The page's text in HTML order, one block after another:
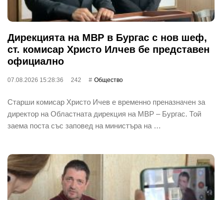
Дирекцията на МВР в Бургас с нов шеф,
ст. комисар Христо Илчев бе представен
официално
07.08.2026 15:28:36 242 Общество
Старши комисар Христо Ичев е временно преназначен за
директор на Областната дирекция на МВР – Бургас. Той
заема поста със заповед на министъра на …